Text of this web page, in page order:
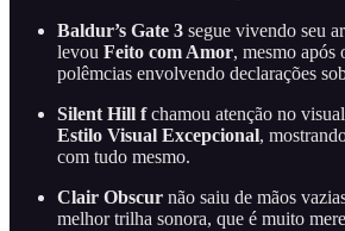
Baldur’s Gate 3 segue vivendo seu
levou Feito com Amor, mesmo após
polêmcias envolvendo declarações
Silent Hill fchamou atenção no
Estilo Visual Excepcional,
com tudo mesmo.
Clair Obscur não saiu de mãos
melhor trilha sonora, que é muito